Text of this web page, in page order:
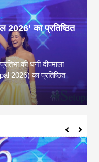
2026’ का प्रतिष्ठित
की धनी दीपमाला
2026) का प्रतिष्ठित